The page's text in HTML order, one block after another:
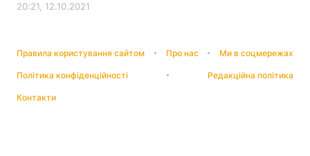
20:21, 12.10.2021
Правила користування сайтом Про нас Ми в соцмережах
Політика конфіденційності Редакційна політика
Контакти